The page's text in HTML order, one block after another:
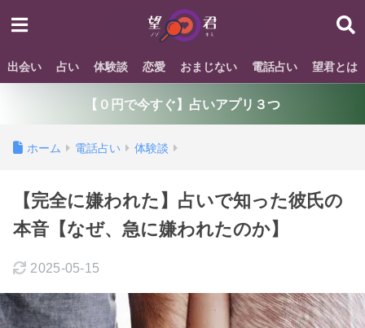
出会い 占い 体験談 恋愛 おまじない 電話占い 望君とは
【０円で今すぐ】占いアプリ３つ
ホーム 電話占い 体験談
【完全に嫌われた】占いで知った彼氏の
本音【なぜ、急に嫌われたのか】
2025-05-15